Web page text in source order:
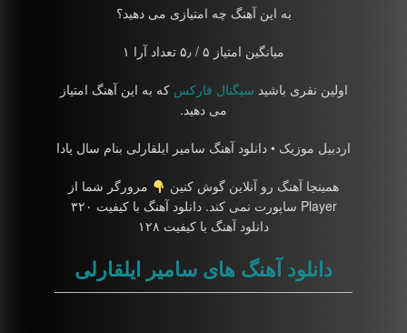
به این آهنگ چه امتیازی می دهید؟
میانگین امتیاز ۵ / ۵٫ تعداد آرا ۱
اولین نفری باشید سیگنال فارکس که به این آهنگ امتیاز
می دهید.
اردبیل موزیک • دانلود آهنگ سامیر ایلقارلی بنام سال یادا
همینجا آهنگ رو آنلاین گوش کنین
مرورگر شما از
Player ساپورت نمی کند. دانلود آهنگ با کیفیت ۳۲۰
دانلود آهنگ با کیفیت ۱۲۸
دانلود آهنگ های سامیر ایلقارلی